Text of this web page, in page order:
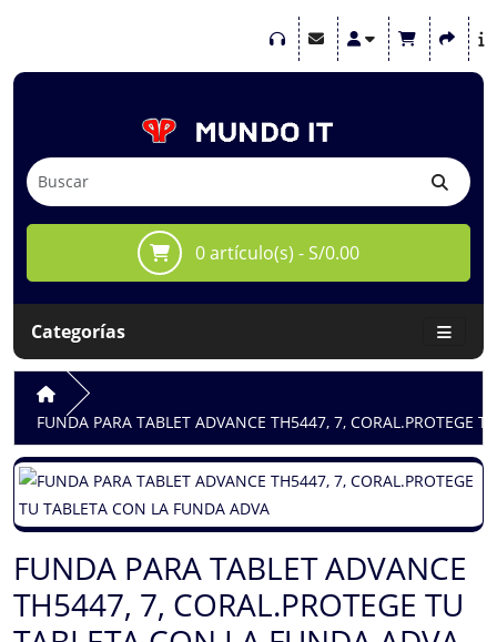
0 artículo(s) - S/0.00
Categorías
FUNDA PARA TABLET ADVANCE TH5447, 7, CORAL.PROTEGE
FUNDA PARA TABLET ADVANCE
TH5447, 7, CORAL.PROTEGE TU